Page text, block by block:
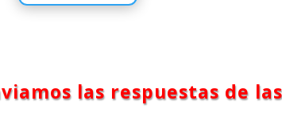
las respuestas de